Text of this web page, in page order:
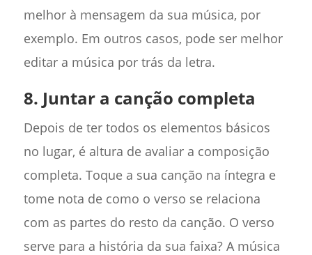
melhor à mensagem da sua música, por
exemplo. Em outros casos, pode ser melhor
editar a música por trás da letra.
8. Juntar a canção completa
Depois de ter todos os elementos básicos
no lugar, é altura de avaliar a composição
completa. Toque a sua canção na íntegra e
tome nota de como o verso se relaciona
com as partes do resto da canção. O verso
serve para a história da sua faixa? A música